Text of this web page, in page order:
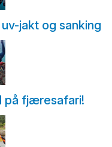
jakt og sanking
på fjæresafari!